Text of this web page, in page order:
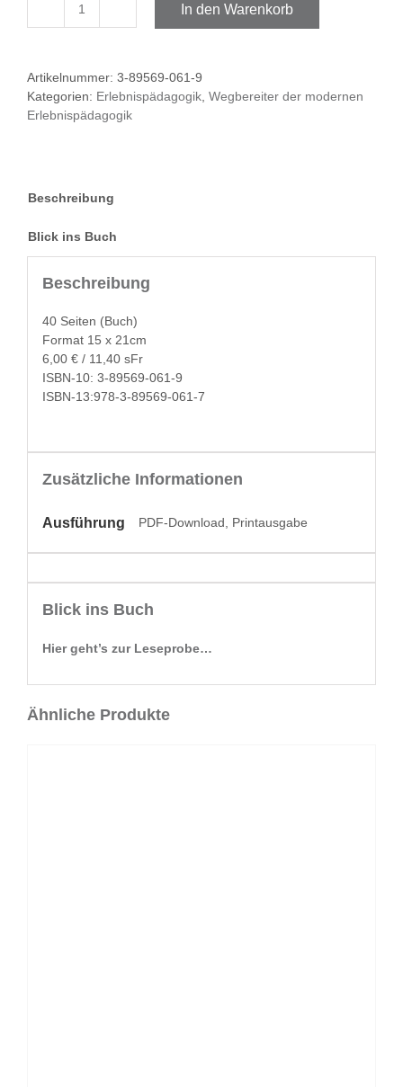
Dore
In den Warenkorb
Artikelnummer: 3-89569-061-9
Kategorien: Erlebnispädagogik, Wegbereiter der modernen
Erlebnispädagogik
Beschreibung
Blick ins Buch
Beschreibung
40 Seit­en (Buch)
For­mat 15 x 21cm
6,00 € / 11,40 sFr
ISBN-10: 3-89569-061-9
ISBN-13:978-3-89569-061-7
Zusätzliche Informationen
Ausführung PDF-Download, Printausgabe
Blick ins Buch
Hier geht’s zur Leseprobe…
Ähnliche Produkte